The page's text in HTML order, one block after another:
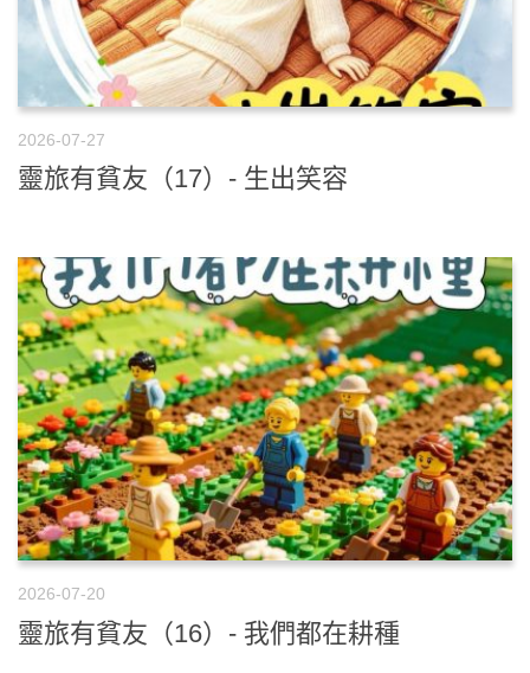
2026-07-27
靈旅有貧友（17）- 生出笑容
2026-07-20
靈旅有貧友（16）- 我們都在耕種